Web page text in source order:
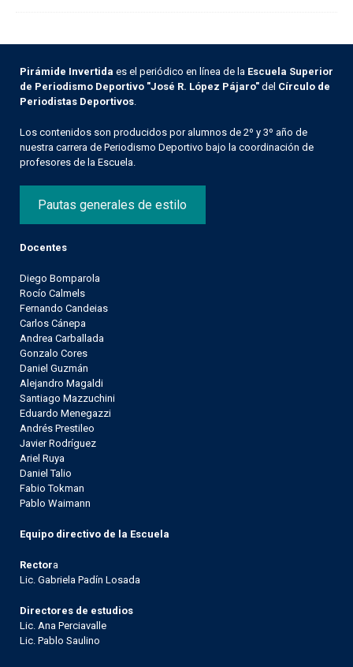
Pirámide Invertida es el periódico en línea de la Escuela Superior
de Periodismo Deportivo "José R. López Pájaro" del Círculo de
Periodistas Deportivos
Los contenidos son producidos por alumnos de 2º y 3º año de
nuestra carrera de Periodismo Deportivo bajo la coordinación de
profesores de la Escuela.
Pautas generales de estilo
Docentes
Diego Bomparola
Rocío Calmels
Fernando Candeias
Carlos Cánepa
Andrea Carballada
Gonzalo Cores
Daniel Guzmán
Alejandro Magaldi
Santiago Mazzuchini
Eduardo Menegazzi
Andrés Prestileo
Javier Rodríguez
Ariel Ruya
Daniel Talio
Fabio Tokman
Pablo Waimann
Equipo directivo de la Escuela
Rectora
Lic. Gabriela Padín Losada
Directores de estudios
Lic. Ana Perciavalle
Lic. Pablo Saulino